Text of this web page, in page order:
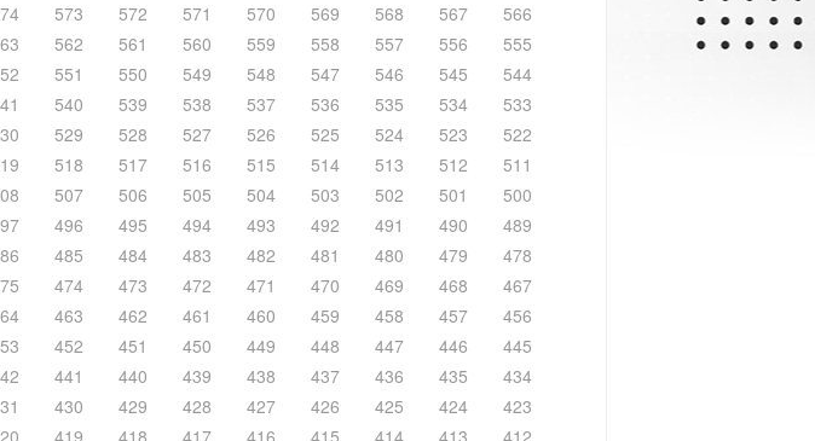
573 572 571 570 569 568 567
566
562 561 560 559 558 557 556
555
551 550 549 548 547 546 545
544
540 539 538 537 536 535 534
533
529 528 527 526 525 524 523
522
518 517 516 515 514 513 512
511
507 506 505 504 503 502 501
500
496 495 494 493 492 491 490
489
485 484 483 482 481 480 479
478
474 473 472 471 470 469 468
467
463 462 461 460 459 458 457
456
452 451 450 449 448 447 446
445
441 440 439 438 437 436 435
434
430 429 428 427 426 425 424
423
419 418 417 416 415 414 413
412